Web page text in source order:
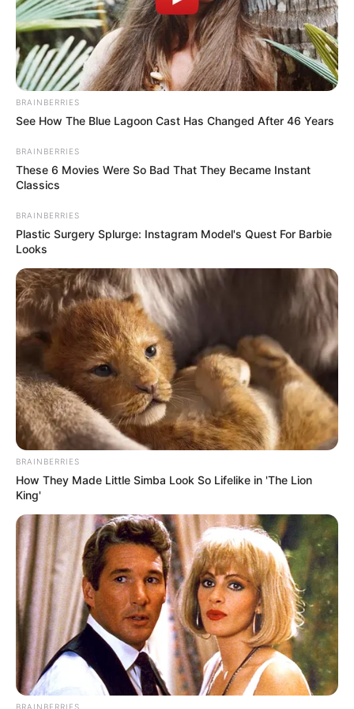
Foto: Karina Rigueiro | Fonte:Revista Artesanato
A cola de silicone pode ser aplicada em EVA,
isopor, feltro e tecidos sintéticos. Esse adesivo
pode ser usado para fazer esculturas em isopor,
lembrancinhas em EVAe finalizações. No
artesanato em feltro, a cola de silicone serve
para aplicar detalhes decorativos e
para posicionar recortes que ainda receberão a
costura definitiva.
Vantagens
Depois de seca, forma uma liga forte e
resistente à água.
deixar resíduos visíveis após a secagem.
É líquida e fácil de espalhar.
O formato do bico facilita a colagem de
contas e outras miudezas.
Pode substituir a cola quente em alguns
trabalhos.
Desvantagens
BRAINBERRIES
See How The Blue Lagoon Cast Has Changed After 46 Years
BRAINBERRIES
These 6 Movies Were So Bad That They Became Instant
Classics
BRAINBERRIES
Plastic Surgery Splurge: Instagram Model's Quest For Barbie
Looks
BRAINBERRIES
How They Made Little Simba Look So Lifelike in 'The Lion
King'
BRAINBERRIES